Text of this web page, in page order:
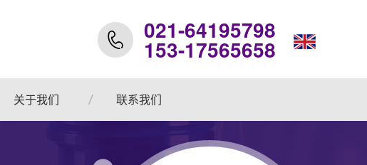
021-64195798
153-17565658
关于我们 联系我们